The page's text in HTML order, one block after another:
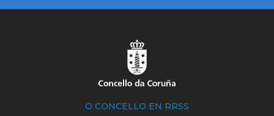
O CONCELLO EN RRSS